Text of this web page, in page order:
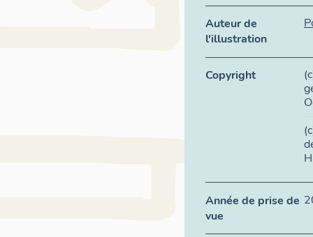
Auteur de
l'illustration
Copyright
Année de prise de
vue